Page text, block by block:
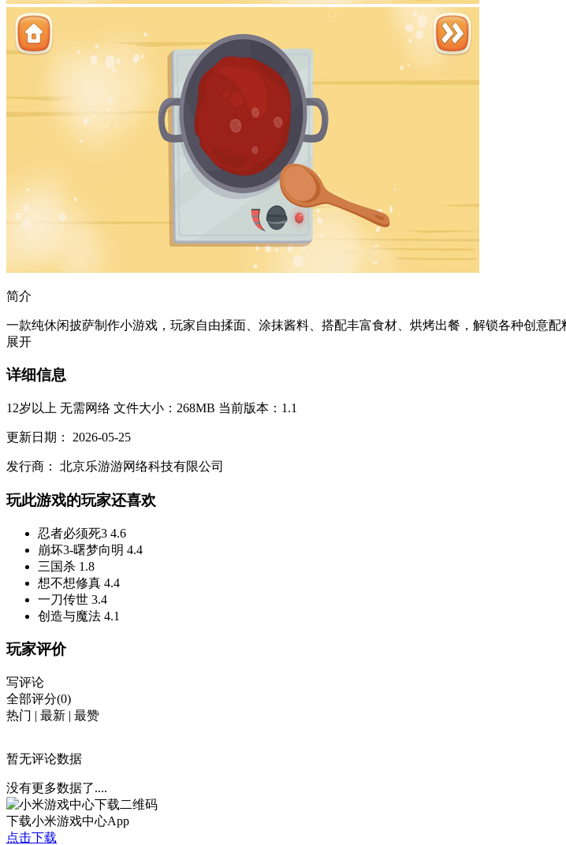
简介
一款纯休闲披萨制作小游戏，玩家自由揉面、涂抹酱料、搭配丰富食材、烘烤出餐，解锁各种创意
展开
详细信息
12岁以上 无需网络 文件大小：268MB 当前版本：1.1
更新日期： 2026-05-25
发行商： 北京乐游游网络科技有限公司
玩此游戏的玩家还喜欢
忍者必须死3 4.6
崩坏3-曙梦向明 4.4
三国杀 1.8
想不想修真 4.4
一刀传世 3.4
创造与魔法 4.1
玩家评价
写评论
全部评分(0)
热门 | 最新 | 最赞
暂无评论数据
没有更多数据了....
下载小米游戏中心App
点击下载